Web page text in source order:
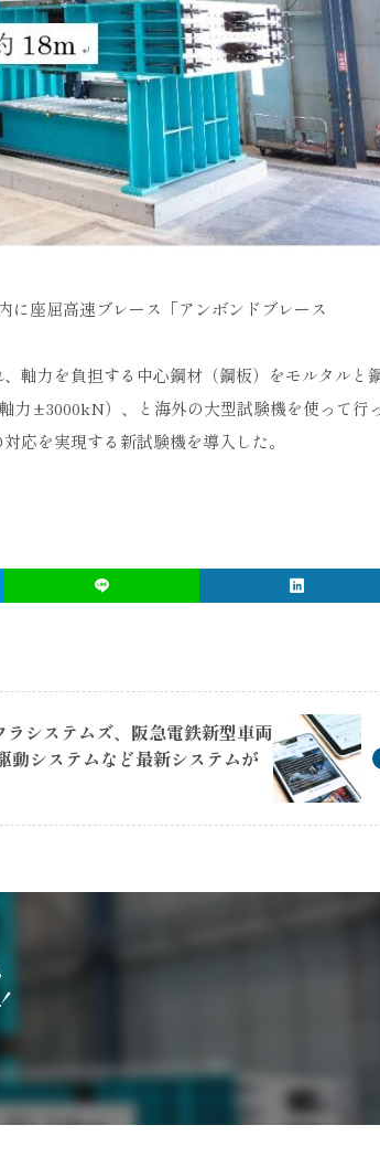
に座屈高速ブレース「アンボンドブレース
軸力を負担する中心鋼材（鋼板）をモルタルと
力±3000kN）、と海外の大型試験機を使って行
応を実現する新試験機を導入した。
ラシステムズ、阪急電鉄新型車両
動システムなど最新システムが